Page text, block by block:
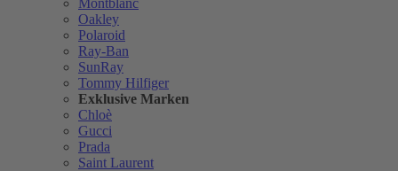
Montblanc
Oakley
Polaroid
Ray-Ban
SunRay
Tommy Hilfiger
Exklusive Marken
Chloè
Gucci
Prada
Saint Laurent